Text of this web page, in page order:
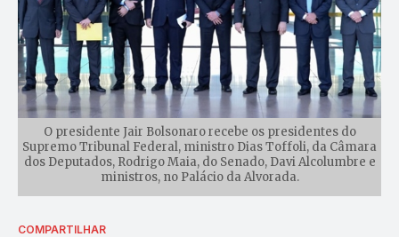
O presidente Jair Bolsonaro recebe os presidentes do
Supremo Tribunal Federal, ministro Dias Toffoli, da Câmara
dos Deputados, Rodrigo Maia, do Senado, Davi Alcolumbre e
ministros, no Palácio da Alvorada.
COMPARTILHAR